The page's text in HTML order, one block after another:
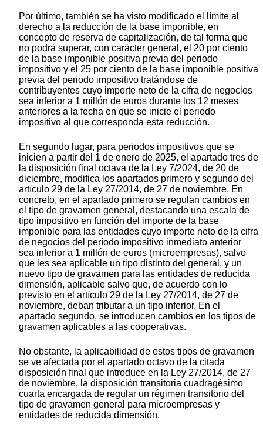
Por último, también se ha visto modificado el límite al
derecho a la reducción de la base imponible, en
concepto de reserva de capitalización, de tal forma que
no podrá superar, con carácter general, el 20 por ciento
de la base imponible positiva previa del periodo
impositivo y el 25 por ciento de la base imponible positiva
previa del periodo impositivo tratándose de
contribuyentes cuyo importe neto de la cifra de negocios
sea inferior a 1 millón de euros durante los 12 meses
anteriores a la fecha en que se inicie el periodo
impositivo al que corresponda esta reducción.
En segundo lugar, para periodos impositivos que se
inicien a partir del 1 de enero de 2025, el apartado tres de
la disposición final octava de la Ley 7/2024, de 20 de
diciembre, modifica los apartados primero y segundo del
artículo 29 de la Ley 27/2014, de 27 de noviembre. En
concreto, en el apartado primero se regulan cambios en
el tipo de gravamen general, destacando una escala de
tipo impositivo en función del importe de la base
imponible para las entidades cuyo importe neto de la cifra
de negocios del período impositivo inmediato anterior
sea inferior a 1 millón de euros (microempresas), salvo
que les sea aplicable un tipo distinto del general, y un
nuevo tipo de gravamen para las entidades de reducida
dimensión, aplicable salvo que, de acuerdo con lo
previsto en el artículo 29 de la Ley 27/2014, de 27 de
noviembre, deban tributar a un tipo inferior. En el
apartado segundo, se introducen cambios en los tipos de
gravamen aplicables a las cooperativas.
No obstante, la aplicabilidad de estos tipos de gravamen
se ve afectada por el apartado octavo de la citada
disposición final que introduce en la Ley 27/2014, de 27
de noviembre, la disposición transitoria cuadragésimo
cuarta encargada de regular un régimen transitorio del
tipo de gravamen general para microempresas y
entidades de reducida dimensión.